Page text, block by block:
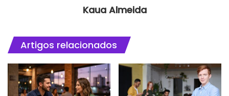
Kaua Almeida
Artigos relacionados